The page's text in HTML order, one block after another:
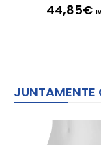
44,85€